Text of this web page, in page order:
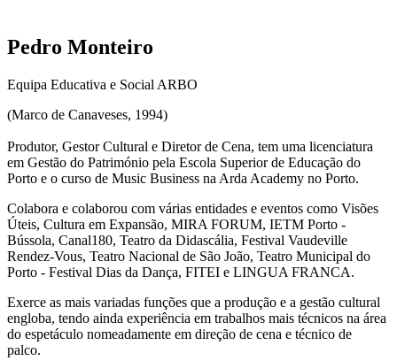
Pedro Monteiro
Equipa Educativa e Social ARBO
(Marco de Canaveses, 1994)
Produtor, Gestor Cultural e Diretor de Cena, tem uma licenciatura
em Gestão do Património pela Escola Superior de Educação do
Porto e o curso de Music Business na Arda Academy no Porto.
Colabora e colaborou com várias entidades e eventos como Visões
Úteis, Cultura em Expansão, MIRA FORUM, IETM Porto -
Bússola, Canal180, Teatro da Didascália, Festival Vaudeville
Rendez-Vous, Teatro Nacional de São João, Teatro Municipal do
Porto - Festival Dias da Dança, FITEI e LINGUA FRANCA.
Exerce as mais variadas funções que a produção e a gestão cultural
engloba, tendo ainda experiência em trabalhos mais técnicos na área
do espetáculo nomeadamente em direção de cena e técnico de
palco.